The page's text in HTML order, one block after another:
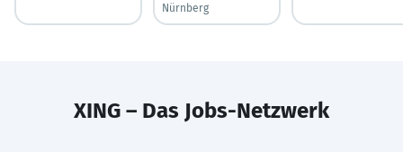
Nürnberg
XING – Das Jobs-Netzwerk